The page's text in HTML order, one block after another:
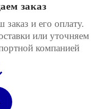
заказ
и его оплату.
или уточняем
компанией